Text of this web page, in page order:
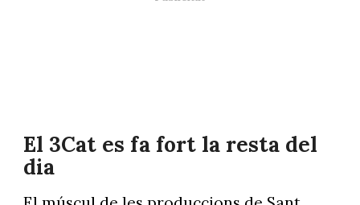
El 3Cat es fa fort la resta del
dia